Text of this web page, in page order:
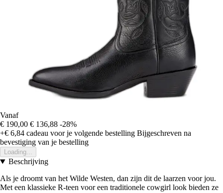
Vanaf
€ 190,00 € 136,88 -28%
+€ 6,84 cadeau voor je volgende bestelling Bijgeschreven na
bevestiging van je bestelling
Loading...
Beschrijving
Als je droomt van het Wilde Westen, dan zijn dit de laarzen voor jou.
Met een klassieke R-teen voor een traditionele cowgirl look bieden ze